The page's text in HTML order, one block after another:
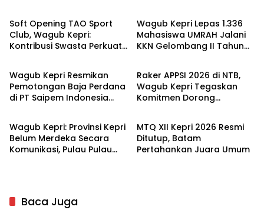
Soft Opening TAO Sport
Club, Wagub Kepri:
Kontribusi Swasta Perkuat
Wagub Kepri Lepas 1.336
Mahasiswa UMRAH Jalani
KKN Gelombang II Tahun
Kepulauan Riau
Wagub Kepri Resmikan
Pemotongan Baja Perdana
di PT Saipem Indonesia
Kepulauan Riau
Raker APPSI 2026 di NTB,
Wagub Kepri Tegaskan
Komitmen Dorong
Kepulauan Riau
Wagub Kepri: Provinsi Kepri
Belum Merdeka Secara
Komunikasi, Pulau Pulau
Kepulauan Riau
MTQ XII Kepri 2026 Resmi
Ditutup, Batam
Pertahankan Juara Umum
Baca Juga